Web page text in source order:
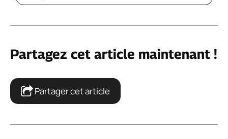
Partagez cet article maintenant !
Partager cet article